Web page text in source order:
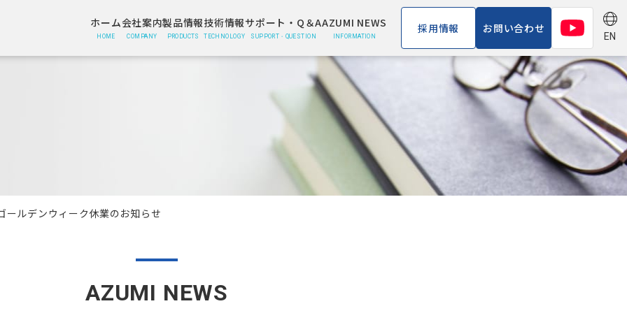
ホーム
HOME
会社案内
COMPANY
製品情報
PRODUCTS
技術情報
TECHNOLOGY
サポート・Q＆A
SUPPORT・QUESTION
AZUMI NEWS
INFORMATION
採用情報 お問い合わせ
EN
ールデンウィーク休業のお知らせ
AZUMI NEWS